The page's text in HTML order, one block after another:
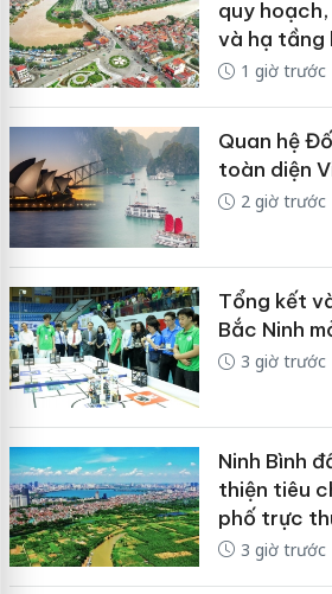
quy
và hạ tầng
1 giờ trước
Quan hệ
toàn diện
2 giờ trước
Tổng kết
Bắc Ninh
3 giờ trước
Ninh Bình
thiện tiêu
phố trực
3 giờ trước